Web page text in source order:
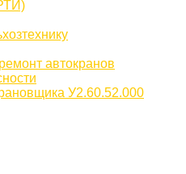
автокранов
У2.60.52.000